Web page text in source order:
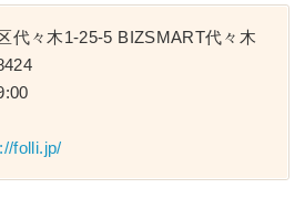
代々木1-25-5 BIZSMART代々木
folli.jp/